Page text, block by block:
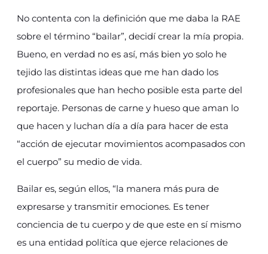
No contenta con la definición que me daba la RAE
sobre el término “bailar”, decidí crear la mía propia.
Bueno, en verdad no es así, más bien yo solo he
tejido las distintas ideas que me han dado los
profesionales que han hecho posible esta parte del
reportaje. Personas de carne y hueso que aman lo
que hacen y luchan día a día para hacer de esta
“acción de ejecutar movimientos acompasados con
el cuerpo” su medio de vida.
Bailar es, según ellos, “la manera más pura de
expresarse y transmitir emociones. Es tener
conciencia de tu cuerpo y de que este en sí mismo
es una entidad política que ejerce relaciones de